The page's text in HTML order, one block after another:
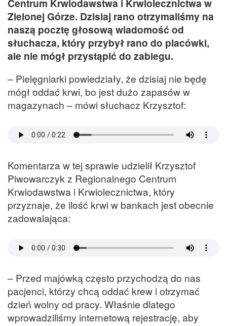
Centrum Krwiodawstwa i Krwiolecznictwa w
Zielonej Górze. Dzisiaj rano otrzymaliśmy na
naszą pocztę głosową wiadomość od
słuchacza, który przybył rano do placówki,
ale nie mógł przystąpić do zabiegu.
– Pielęgniarki powiedziały, że dzisiaj nie będę
mógł oddać krwi, bo jest dużo zapasów w
magazynach – mówi słuchacz Krzysztof:
Komentarza w tej sprawie udzielił Krzysztof
Piwowarczyk z Regionalnego Centrum
Krwiodawstwa i Krwiolecznictwa, który
przyznaje, że ilość krwi w bankach jest obecnie
zadowalająca:
– Przed majówką często przychodzą do nas
pacjenci, którzy chcą oddać krew i otrzymać
dzień wolny od pracy. Właśnie dlatego
wprowadziliśmy internetową rejestrację, aby